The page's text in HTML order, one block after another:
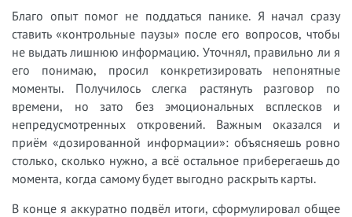
Благо опыт помог не поддаться панике. Я начал сразу
ставить «контрольные паузы» после его вопросов, чтобы
не выдать лишнюю информацию. Уточнял, правильно ли я
его понимаю, просил конкретизировать непонятные
моменты. Получилось слегка растянуть разговор по
времени, но зато без эмоциональных всплесков и
непредусмотренных откровений. Важным оказался и
приём «дозированной информации»: объясняешь ровно
столько, сколько нужно, а всё остальное приберегаешь до
момента, когда самому будет выгодно раскрыть карты.
В конце я аккуратно подвёл итоги, сформулировал общее